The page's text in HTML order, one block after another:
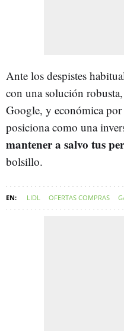
Ante los despistes
con una solución
Google, y económica por
posiciona como una
mantener a salvo tus
bolsillo.
LIDL OFERTAS COMPRAS